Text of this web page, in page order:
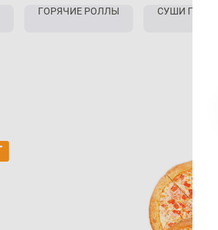
ГОРЯЧИЕ РОЛЛЫ СУШИ ПИЦЦА